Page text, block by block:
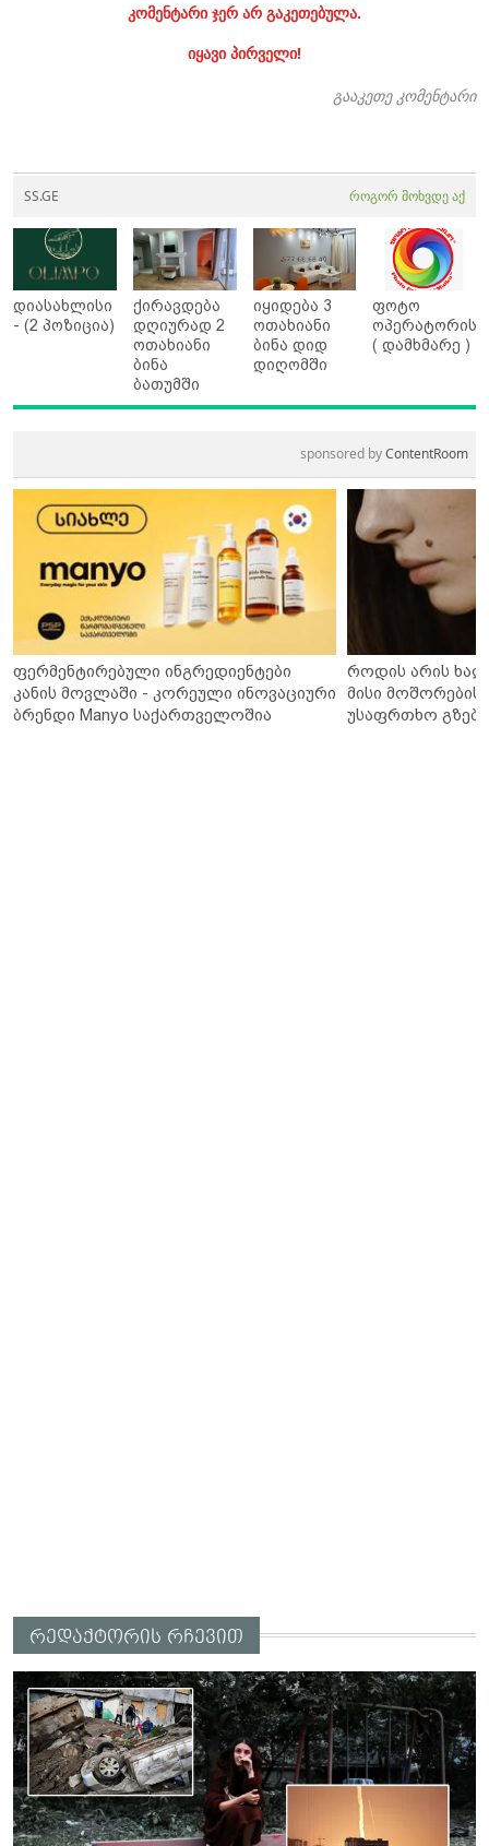
კომენტარი ჯერ არ გაკეთებულა.
იყავი პირველი!
გააკეთე კომენტარი
SS.GE როგორ მოხვდე აქ
დიასახლისი
- (2 პოზიცია)
ქირავდება
დღიურად 2
ოთახიანი
ბინა
ბათუმში
იყიდება 3
ოთახიანი
ბინა დიდ
დიღომში
ფოტო
ოპერატორის
( დამხმარე )
sponsored byContentRoom
ფერმენტირებული ინგრედიენტები
კანის მოვლაში - კორეული ინოვაციური
ბრენდი Manyo საქართველოშია
როდის არის
მისი მოშორების
უსაფრთხო გზები
რედაქტორის რჩევით